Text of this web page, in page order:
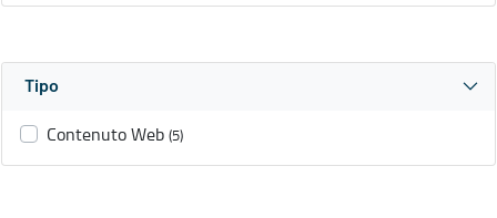
Tipo
Contenuto Web (5)